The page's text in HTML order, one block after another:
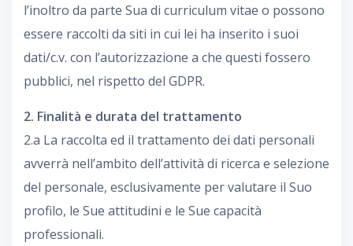
l’inoltro da parte Sua di curriculum vitae o possono
essere raccolti da siti in cui lei ha inserito i suoi
dati/c.v. con l’autorizzazione a che questi fossero
pubblici, nel rispetto del GDPR.
2. Finalità e durata del trattamento
2.a La raccolta ed il trattamento dei dati personali
avverrà nell’ambito dell’attività di ricerca e selezione
del personale, esclusivamente per valutare il Suo
profilo, le Sue attitudini e le Sue capacità
professionali.